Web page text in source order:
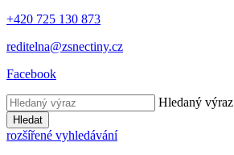
+420 725 130 873
reditelna@zsnectiny.cz
Facebook
Hledaný výraz
Hledat
rozšířené vyhledávání